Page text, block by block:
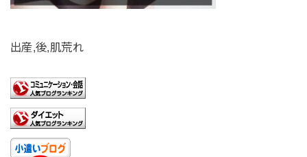
出産,後,肌荒れ